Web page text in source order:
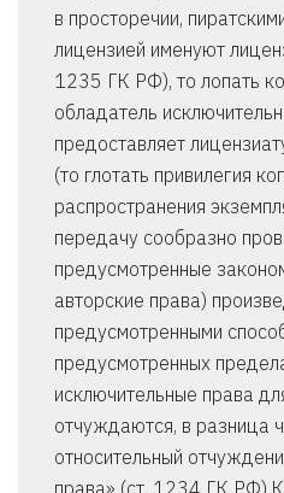
в просторечии,
лицензией именуют
1235 ГК РФ), то лопать
обладатель
предоставляет
(то глотать привилегия
распространения
передачу сообразно
предусмотренные
авторские права)
предусмотренными
предусмотренных
исключительные права
отчуждаются, в разница
относительный